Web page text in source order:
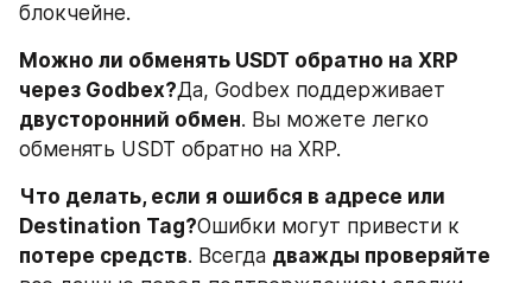
блокчейне.
Можно ли обменять USDT обратно на XRP
через Godbex?
двусторонний обмен. Вы можете легко
обменять USDT обратно на XRP.
Что делать, если я ошибся в адресе или
Destination Tag?
потере средств. Всегда дважды проверяйте